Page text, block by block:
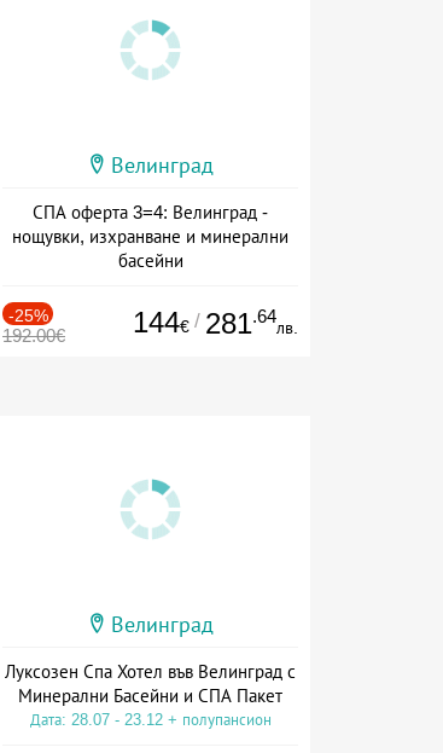
Велинград
СПА оферта 3=4: Велинград -
нощувки, изхранване и минерални
басейни
-25%
192.00€ 144€ / 281.64
лв.
Велинград
Луксозен Спа Хотел във Велинград с
Минерални Басейни и СПА Пакет
Дата: 28.07 - 23.12 + полупансион